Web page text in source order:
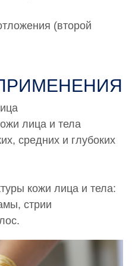
Скарлет (Scarlet)
+ локти + кисти рук 1
Скарлет (Scarlet)
+ локти + кисти рук 2
Скарлет (Scarlet)
1 категория
(второй
лица и тела
средних и глубоких
кожи лица и тела:
стрии